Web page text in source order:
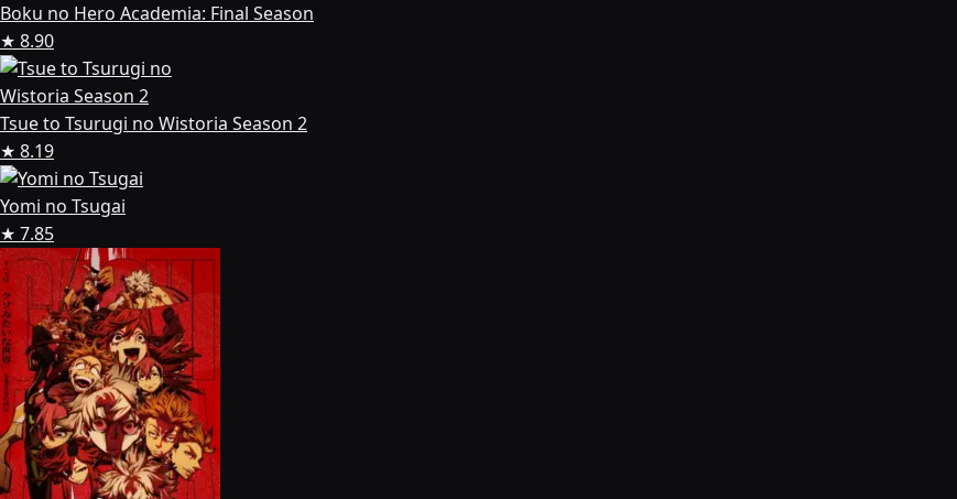
Boku no Hero Academia: Final Season
★ 8.90
Tsue to Tsurugi no Wistoria Season 2
★ 8.19
Yomi no Tsugai
★ 7.85